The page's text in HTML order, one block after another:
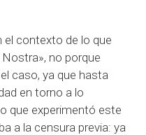
el contexto de lo que
no porque
caso, ya que hasta
en torno a lo
que experimentó este
a la censura previa: ya